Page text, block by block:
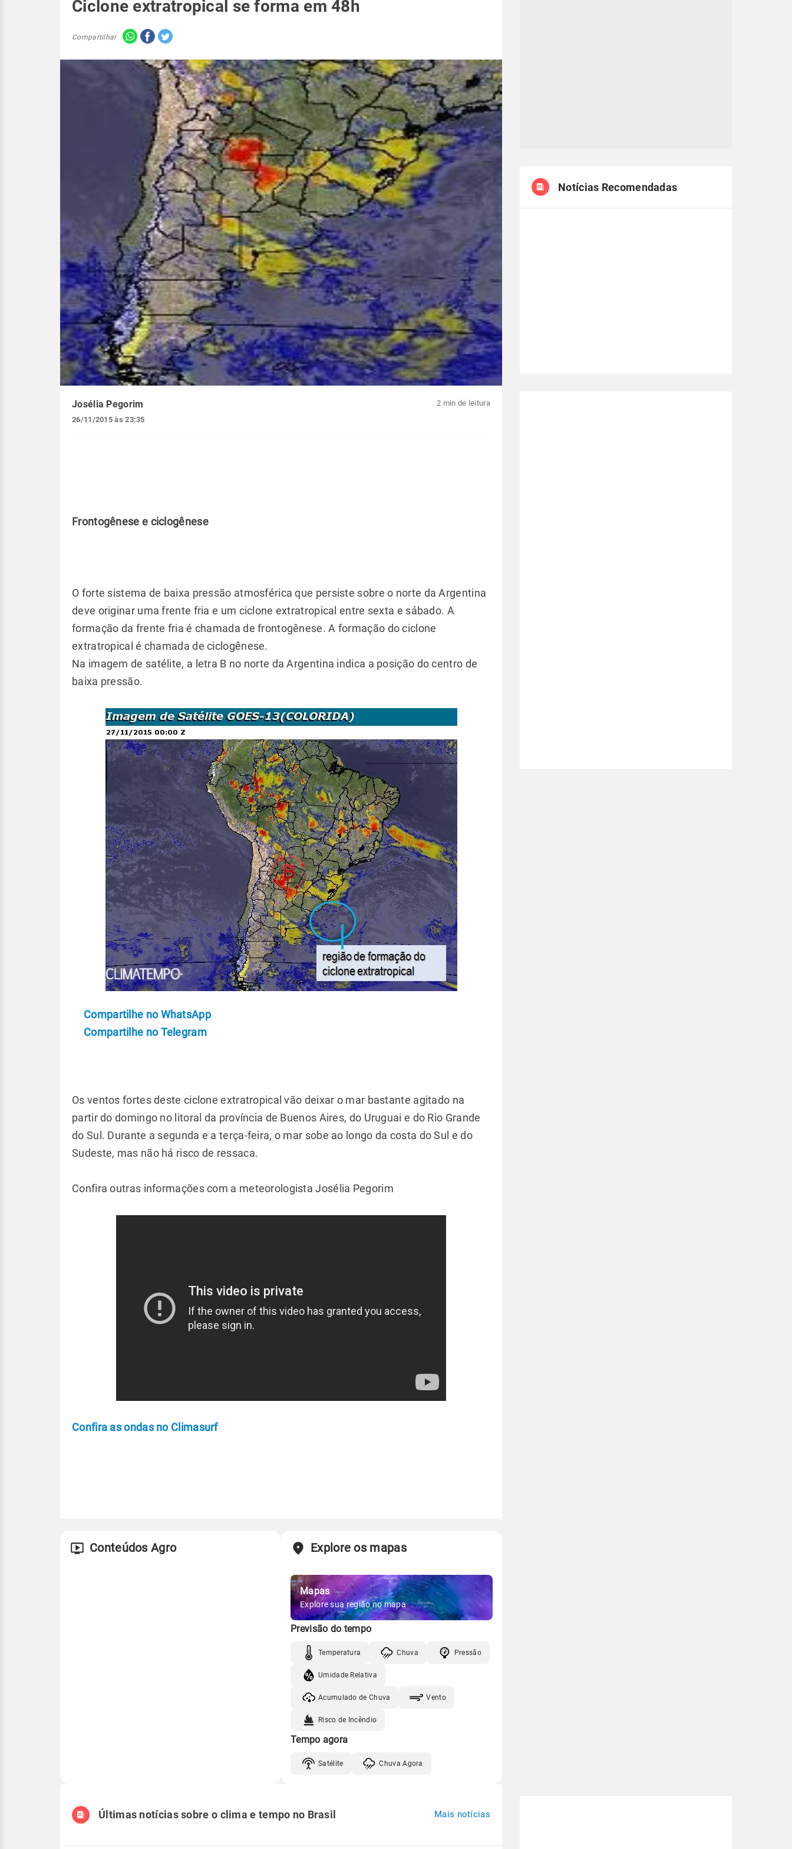
Ciclone extratropical se forma em 48h
Compartilhar
Josélia Pegorim
26/11/2015 às 23:35
2 min de leitura
Frontogênese e ciclogênese
O forte sistema de baixa pressão atmosférica que persiste sobre o norte da Argentina
deve originar uma frente fria e um ciclone extratropical entre sexta e sábado. A
formação da frente fria é chamada de frontogênese. A formação do ciclone
extratropical é chamada de ciclogênese.
Na imagem de satélite, a letra B no norte da Argentina indica a posição do centro de
baixa pressão.
Compartilhe no WhatsApp
Compartilhe no Telegram
Os ventos fortes deste ciclone extratropical vão deixar o mar bastante agitado na
partir do domingo no litoral da província de Buenos Aires, do Uruguai e do Rio Grande
do Sul. Durante a segunda e a terça-feira, o mar sobe ao longo da costa do Sul e do
Sudeste, mas não há risco de ressaca.
Confira outras informações com a meteorologista Josélia Pegorim
Confira as ondas no Climasurf
Conteúdos Agro Explore os mapas
Mapas
Explore sua região no mapa
Previsão do tempo
Temperatura Chuva Pressão
Umidade Relativa
Acumulado de Chuva Vento
Risco de Incêndio
Tempo agora
Satélite Chuva Agora
Notícias Recomendadas
Últimas notícias sobre o clima e tempo no Brasil Mais notícias